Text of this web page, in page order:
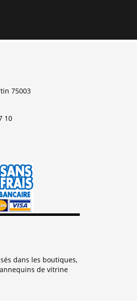
75003
10
dans les boutiques,
de vitrine